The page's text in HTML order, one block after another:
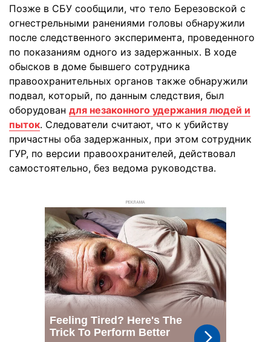
Позже в СБУ сообщили, что тело Березовской с
огнестрельными ранениями головы обнаружили
после следственного эксперимента, проведенного
по показаниям одного из задержанных. В ходе
обысков в доме бывшего сотрудника
правоохранительных органов также обнаружили
подвал, который, по данным следствия, был
оборудован для незаконного удержания людей и
пыток. Следователи считают, что к убийству
причастны оба задержанных, при этом сотрудник
ГУР, по версии правоохранителей, действовал
самостоятельно, без ведома руководства.
РЕКЛАМА